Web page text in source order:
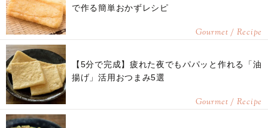
で作る簡単おかずレシピ
Gourmet / Recipe
【5分で完成】疲れた夜でもパパッと作れる「油
揚げ」活用おつまみ5選
Gourmet / Recipe